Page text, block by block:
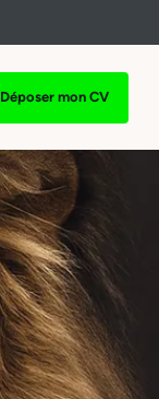
Déposer mon CV